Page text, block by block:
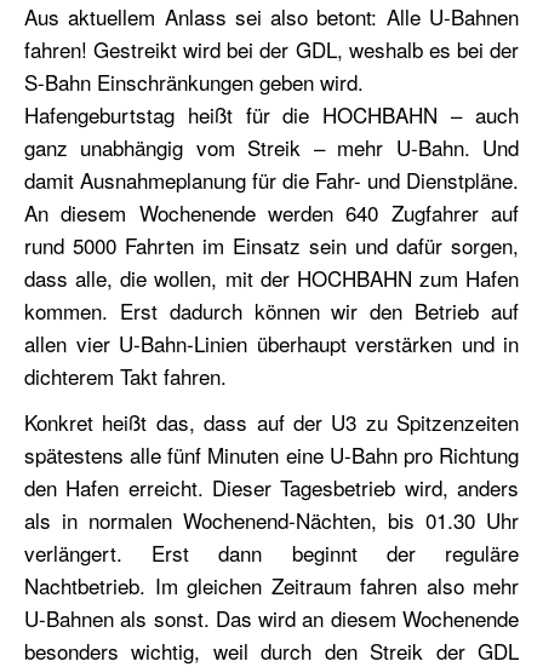
Aus aktuellem Anlass sei also betont: Alle U-Bahnen
fahren! Gestreikt wird bei der GDL, weshalb es bei der
S-Bahn Einschränkungen geben wird.
Hafengeburtstag heißt für die HOCHBAHN – auch
ganz unabhängig vom Streik – mehr U-Bahn. Und
damit Ausnahmeplanung für die Fahr- und Dienstpläne.
An diesem Wochenende werden 640 Zugfahrer auf
rund 5000 Fahrten im Einsatz sein und dafür sorgen,
dass alle, die wollen, mit der HOCHBAHN zum Hafen
kommen. Erst dadurch können wir den Betrieb auf
allen vier U-Bahn-Linien überhaupt verstärken und in
dichterem Takt fahren.
Konkret heißt das, dass auf der U3 zu Spitzenzeiten
spätestens alle fünf Minuten eine U-Bahn pro Richtung
den Hafen erreicht. Dieser Tagesbetrieb wird, anders
als in normalen Wochenend-Nächten, bis 01.30 Uhr
verlängert. Erst dann beginnt der reguläre
Nachtbetrieb. Im gleichen Zeitraum fahren also mehr
U-Bahnen als sonst. Das wird an diesem Wochenende
besonders wichtig, weil durch den Streik der GDL